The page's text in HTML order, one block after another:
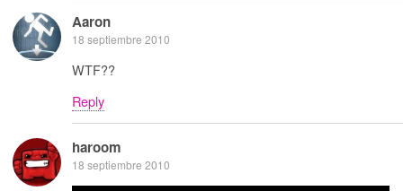
Aaron
18 septiembre 2010
WTF??
Reply
haroom
18 septiembre 2010